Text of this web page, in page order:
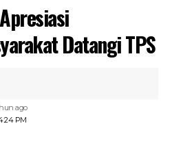
Datangi TPS
PM
ago